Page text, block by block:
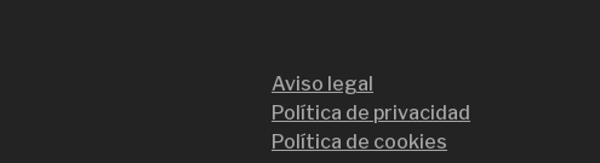
Aviso legal
Política de privacidad
Política de cookies